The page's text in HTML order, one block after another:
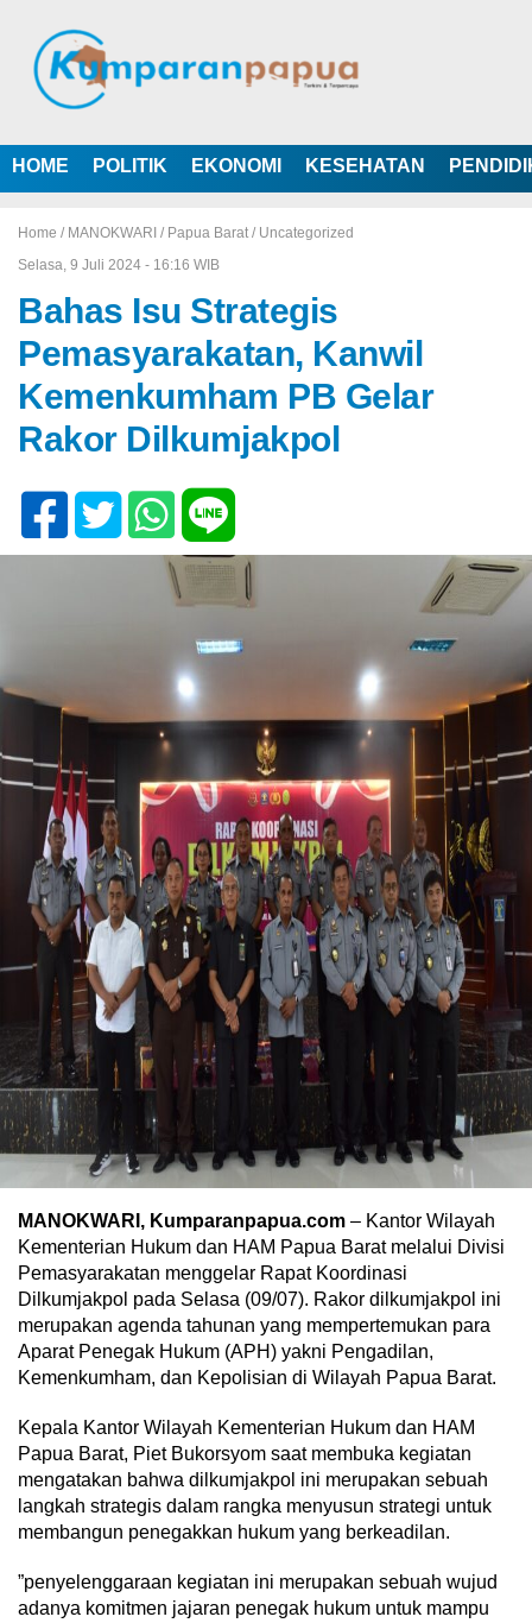
HOME POLITIK EKONOMI KESEHATAN
Home / MANOKWARI / Papua Barat / Uncategorized
Selasa, 9 Juli 2024 - 16:16 WIB
Bahas Isu Strategis
Pemasyarakatan, Kanwil
Kemenkumham PB Gelar
Rakor Dilkumjakpol
MANOKWARI, Kumparanpapua.com – Kantor Wilayah
Kementerian Hukum dan HAM Papua Barat melalui Divisi
Pemasyarakatan menggelar Rapat Koordinasi
Dilkumjakpol pada Selasa (09/07). Rakor dilkumjakpol ini
merupakan agenda tahunan yang mempertemukan para
Aparat Penegak Hukum (APH) yakni Pengadilan,
Kemenkumham, dan Kepolisian di Wilayah Papua Barat.
Kepala Kantor Wilayah Kementerian Hukum dan HAM
Papua Barat, Piet Bukorsyom saat membuka kegiatan
mengatakan bahwa dilkumjakpol ini merupakan sebuah
langkah strategis dalam rangka menyusun strategi untuk
membangun penegakkan hukum yang berkeadilan.
”penyelenggaraan kegiatan ini merupakan sebuah wujud
adanya komitmen jajaran penegak hukum untuk mampu